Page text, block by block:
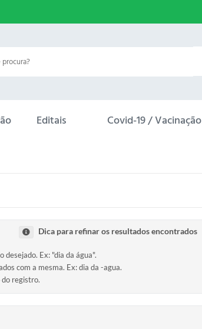
Editais Covid-19 / Vacinação
Dica para refinar os resultados encontrados
Ex: "dia da água".
com a mesma. Ex: dia da -agua.
registro.